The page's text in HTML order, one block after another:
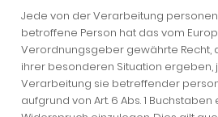
Jede von der Verarbeitung
betroffene Person hat das vom
Verordnungsgeber gewährte Recht,
ihrer besonderen Situation
Verarbeitung sie betreffender
aufgrund von Art. 6 Abs. 1